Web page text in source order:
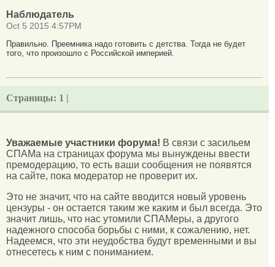
Наблюдатель
Oct 5 2015 4:57PM
Правильно. Преемника надо готовить с детства. Тогда не будет
того, что произошло с Российской империей.
Страницы: 1 |
Уважаемые участники форума! В связи с засильем
СПАМа на страницах форума мы вынуждены ввести
премодерацию, то есть ваши сообщения не появятся
на сайте, пока модератор не проверит их.
Это не значит, что на сайте вводится новый уровень
цензуры - он остается таким же каким и был всегда. Это
значит лишь, что нас утомили СПАМеры, а другого
надежного способа борьбы с ними, к сожалению, нет.
Надеемся, что эти неудобства будут временными и вы
отнесетесь к ним с пониманием.